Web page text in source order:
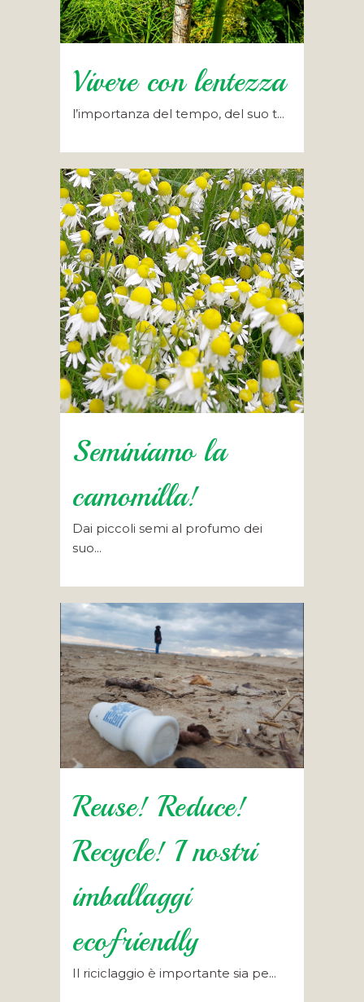
Vivere con lentezza
l’importanza del tempo, del suo t...
Seminiamo la
camomilla!
Dai piccoli semi al profumo dei
suo...
Reuse! Reduce!
Recycle! I nostri
imballaggi
ecofriendly
Il riciclaggio è importante sia pe...